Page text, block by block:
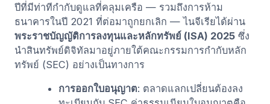
ปีที่มีท่าทีกำกับดูแลที่คลุมเครือ — รวมถึงการห้าม
ธนาคารในปี 2021 ที่ต่อมาถูกยกเลิก — ไนจีเรียได้ผ่าน
พระราชบัญญัติการลงทุนและหลักทรัพย์ (ISA) 2025 ซึ่ง
นำสินทรัพย์ดิจิทัลมาอยู่ภายใต้คณะกรรมการกำกับหลัก
ทรัพย์ (SEC) อย่างเป็นทางการ
การออกใบอนุญาต: ตลาดแลกเปลี่ยนต้องลง